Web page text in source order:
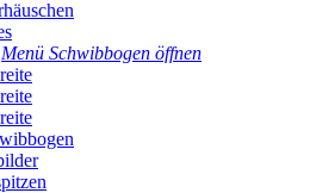
Menü Schwibbogen öffnen